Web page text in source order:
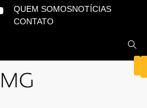
QUEM SOMOSNOTÍCIAS
CONTATO